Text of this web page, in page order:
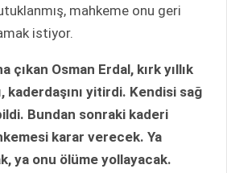
mahkeme onu geri
istiyor.
çıkan Osman Erdal, kırk yıllık
kaderdaşını yitirdi. Kendisi sağ
Bundan sonraki kaderi
karar verecek. Ya
ya onu ölüme yollayacak.